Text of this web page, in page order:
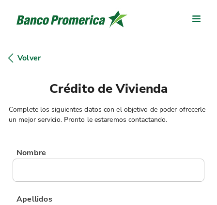
Volver
Crédito de Vivienda
Complete los siguientes datos con el objetivo de poder ofrecerle
un mejor servicio. Pronto le estaremos contactando.
Nombre
Apellidos